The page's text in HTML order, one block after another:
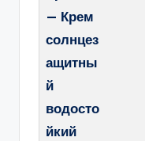
— Крем
солнцез
ащитны
й
водосто
йкий